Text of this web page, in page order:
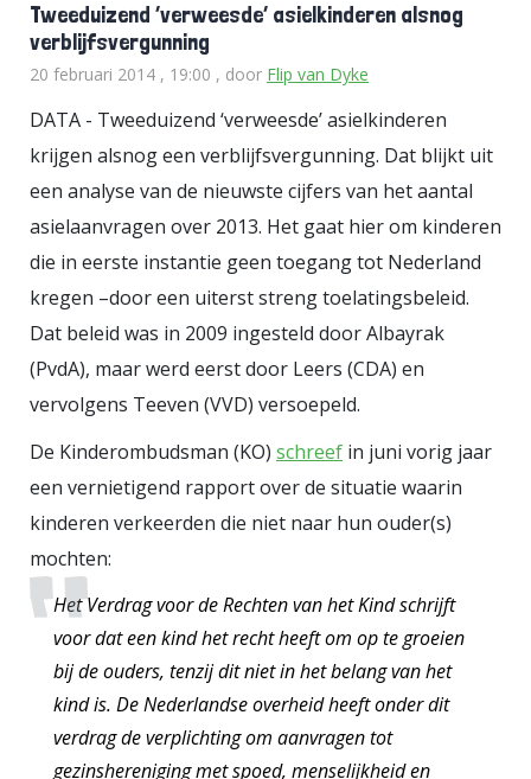
Tweeduizend ‘verweesde’ asielkinderen alsnog
verblijfsvergunning
20 februari 2014 , 19:00 , door Flip van Dyke
DATA - Tweeduizend ‘verweesde’ asielkinderen
krijgen alsnog een verblijfsvergunning. Dat blijkt uit
een analyse van de nieuwste cijfers van het aantal
asielaanvragen over 2013. Het gaat hier om kinderen
die in eerste instantie geen toegang tot Nederland
kregen –door een uiterst streng toelatingsbeleid.
Dat beleid was in 2009 ingesteld door Albayrak
(PvdA), maar werd eerst door Leers (CDA) en
vervolgens Teeven (VVD) versoepeld.
De Kinderombudsman (KO) schreef in juni vorig jaar
een vernietigend rapport over de situatie waarin
kinderen verkeerden die niet naar hun ouder(s)
mochten:
Het Verdrag voor de Rechten van het Kind schrijft
voor dat een kind het recht heeft om op te groeien
bij de ouders, tenzij dit niet in het belang van het
kind is. De Nederlandse overheid heeft onder dit
verdrag de verplichting om aanvragen tot
gezinshereniging met spoed, menselijkheid en